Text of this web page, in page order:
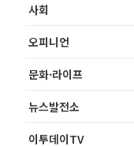
사회
오피니언
문화·라이프
뉴스발전소
이투데이TV